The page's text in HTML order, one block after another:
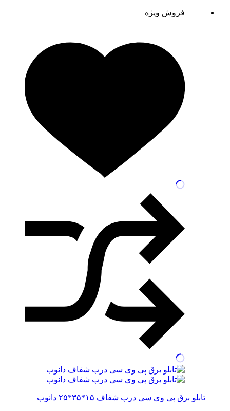
فروش ویژه
تابلو برق پی وی سی درب شفاف ۱۵*۳۵*۲۵ دانوب